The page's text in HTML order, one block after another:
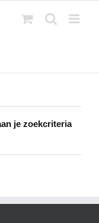
je zoekcriteria